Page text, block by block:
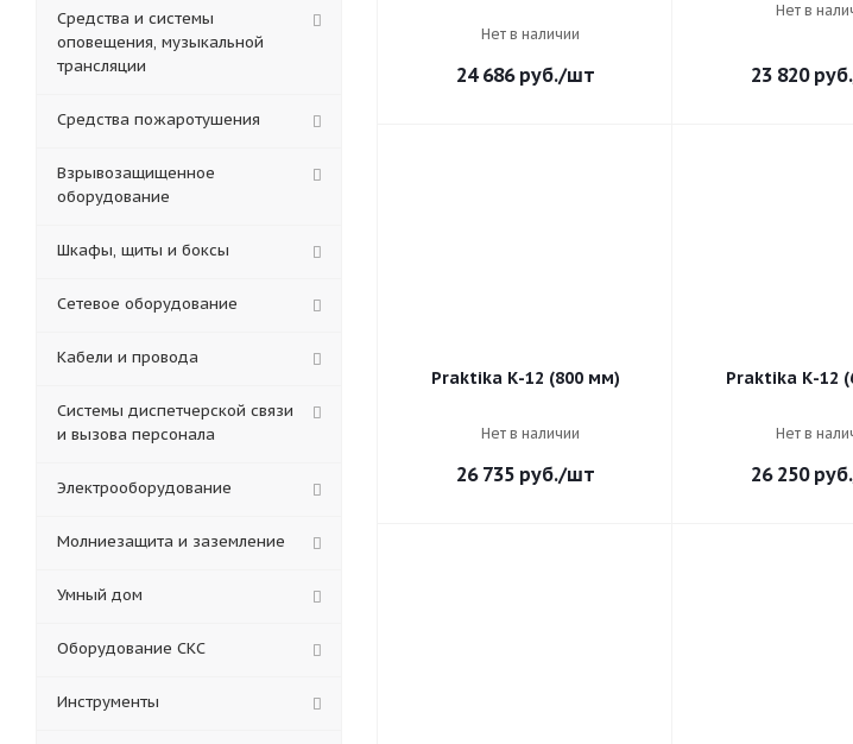
Нет в наличии
24 686руб./шт
Нет в
23 820руб.
Praktika К-12 (800 мм)
Нет в наличии
26 735 руб./шт
Praktika К-12
Нет в
26 250руб.
Средства и системы
оповещения, музыкальной
трансляции
Средства пожаротушения
Взрывозащищенное
оборудование
Шкафы, щиты и боксы
Сетевое оборудование
Кабели и провода
Системы диспетчерской связи
и вызова персонала
Электрооборудование
Молниезащита и заземление
Умный дом
Оборудование СКС
Инструменты